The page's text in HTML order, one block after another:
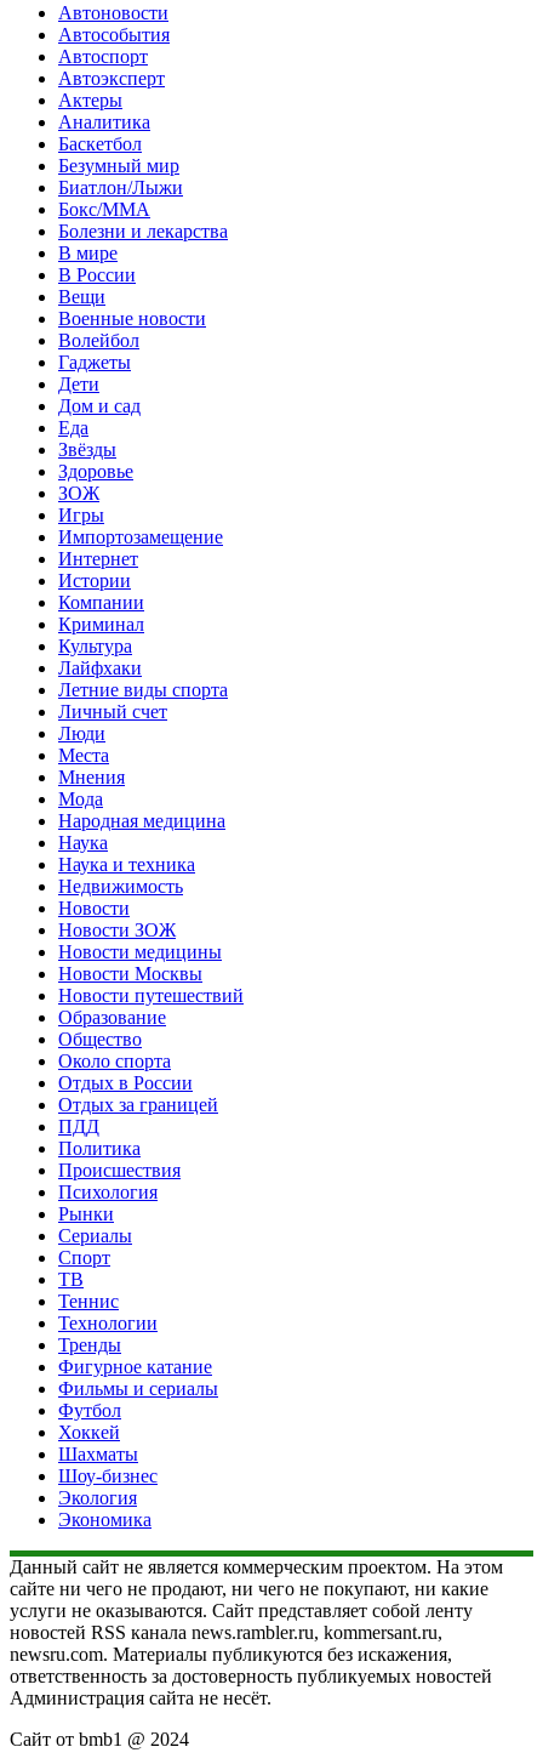
Автоновости
Автособытия
Автоспорт
Автоэксперт
Актеры
Аналитика
Баскетбол
Безумный мир
Биатлон/Лыжи
Бокс/MMA
Болезни и лекарства
В мире
В России
Вещи
Военные новости
Волейбол
Гаджеты
Дети
Дом и сад
Еда
Звёзды
Здоровье
ЗОЖ
Игры
Импортозамещение
Интернет
Истории
Компании
Криминал
Культура
Лайфхаки
Летние виды спорта
Личный счет
Люди
Места
Мнения
Мода
Народная медицина
Наука
Наука и техника
Недвижимость
Новости
Новости ЗОЖ
Новости медицины
Новости Москвы
Новости путешествий
Образование
Общество
Около спорта
Отдых в России
Отдых за границей
ПДД
Политика
Происшествия
Психология
Рынки
Сериалы
Спорт
ТВ
Теннис
Технологии
Тренды
Фигурное катание
Фильмы и сериалы
Футбол
Хоккей
Шахматы
Шоу-бизнес
Экология
Экономика
Данный сайт не является коммерческим проектом. На этом
сайте ни чего не продают, ни чего не покупают, ни какие
услуги не оказываются. Сайт представляет собой ленту
новостей RSS канала news.rambler.ru, kommersant.ru,
newsru.com. Материалы публикуются без искажения,
ответственность за достоверность публикуемых новостей
Администрация сайта не несёт.
Сайт от bmb1 @ 2024